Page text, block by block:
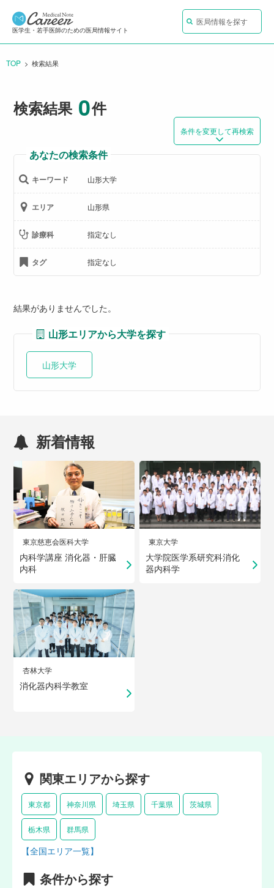
医学生・若手医師のための医局情報サイト
医局情報を探す
TOP CURRENT:
検索結果
検索結果 0件
条件を変更して再検索
あなたの検索条件
キーワード 山形大学
エリア 山形県
診療科 指定なし
タグ 指定なし
結果がありませんでした。
山形エリアから大学を探す
山形大学
新着情報
東京慈恵会医科大学
内科学講座 消化器・肝臓
内科
東京大学
大学院医学系研究科消化
器内科学
杏林大学
消化器内科学教室
関東エリアから探す
東京都 神奈川県 埼玉県 千葉県 茨城県
栃木県 群馬県
【全国エリア一覧】
条件から探す